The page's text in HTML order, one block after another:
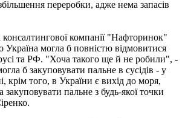
переробки, адже нема запасів
компанії "Нафторинок"
Україна могла б повністю відмовитися
та РФ. "Хоча такого ще й не робили", -
б закуповувати пальне в сусідів - у
крім того, в України є вихід до моря,
пальне з будь-якої точки